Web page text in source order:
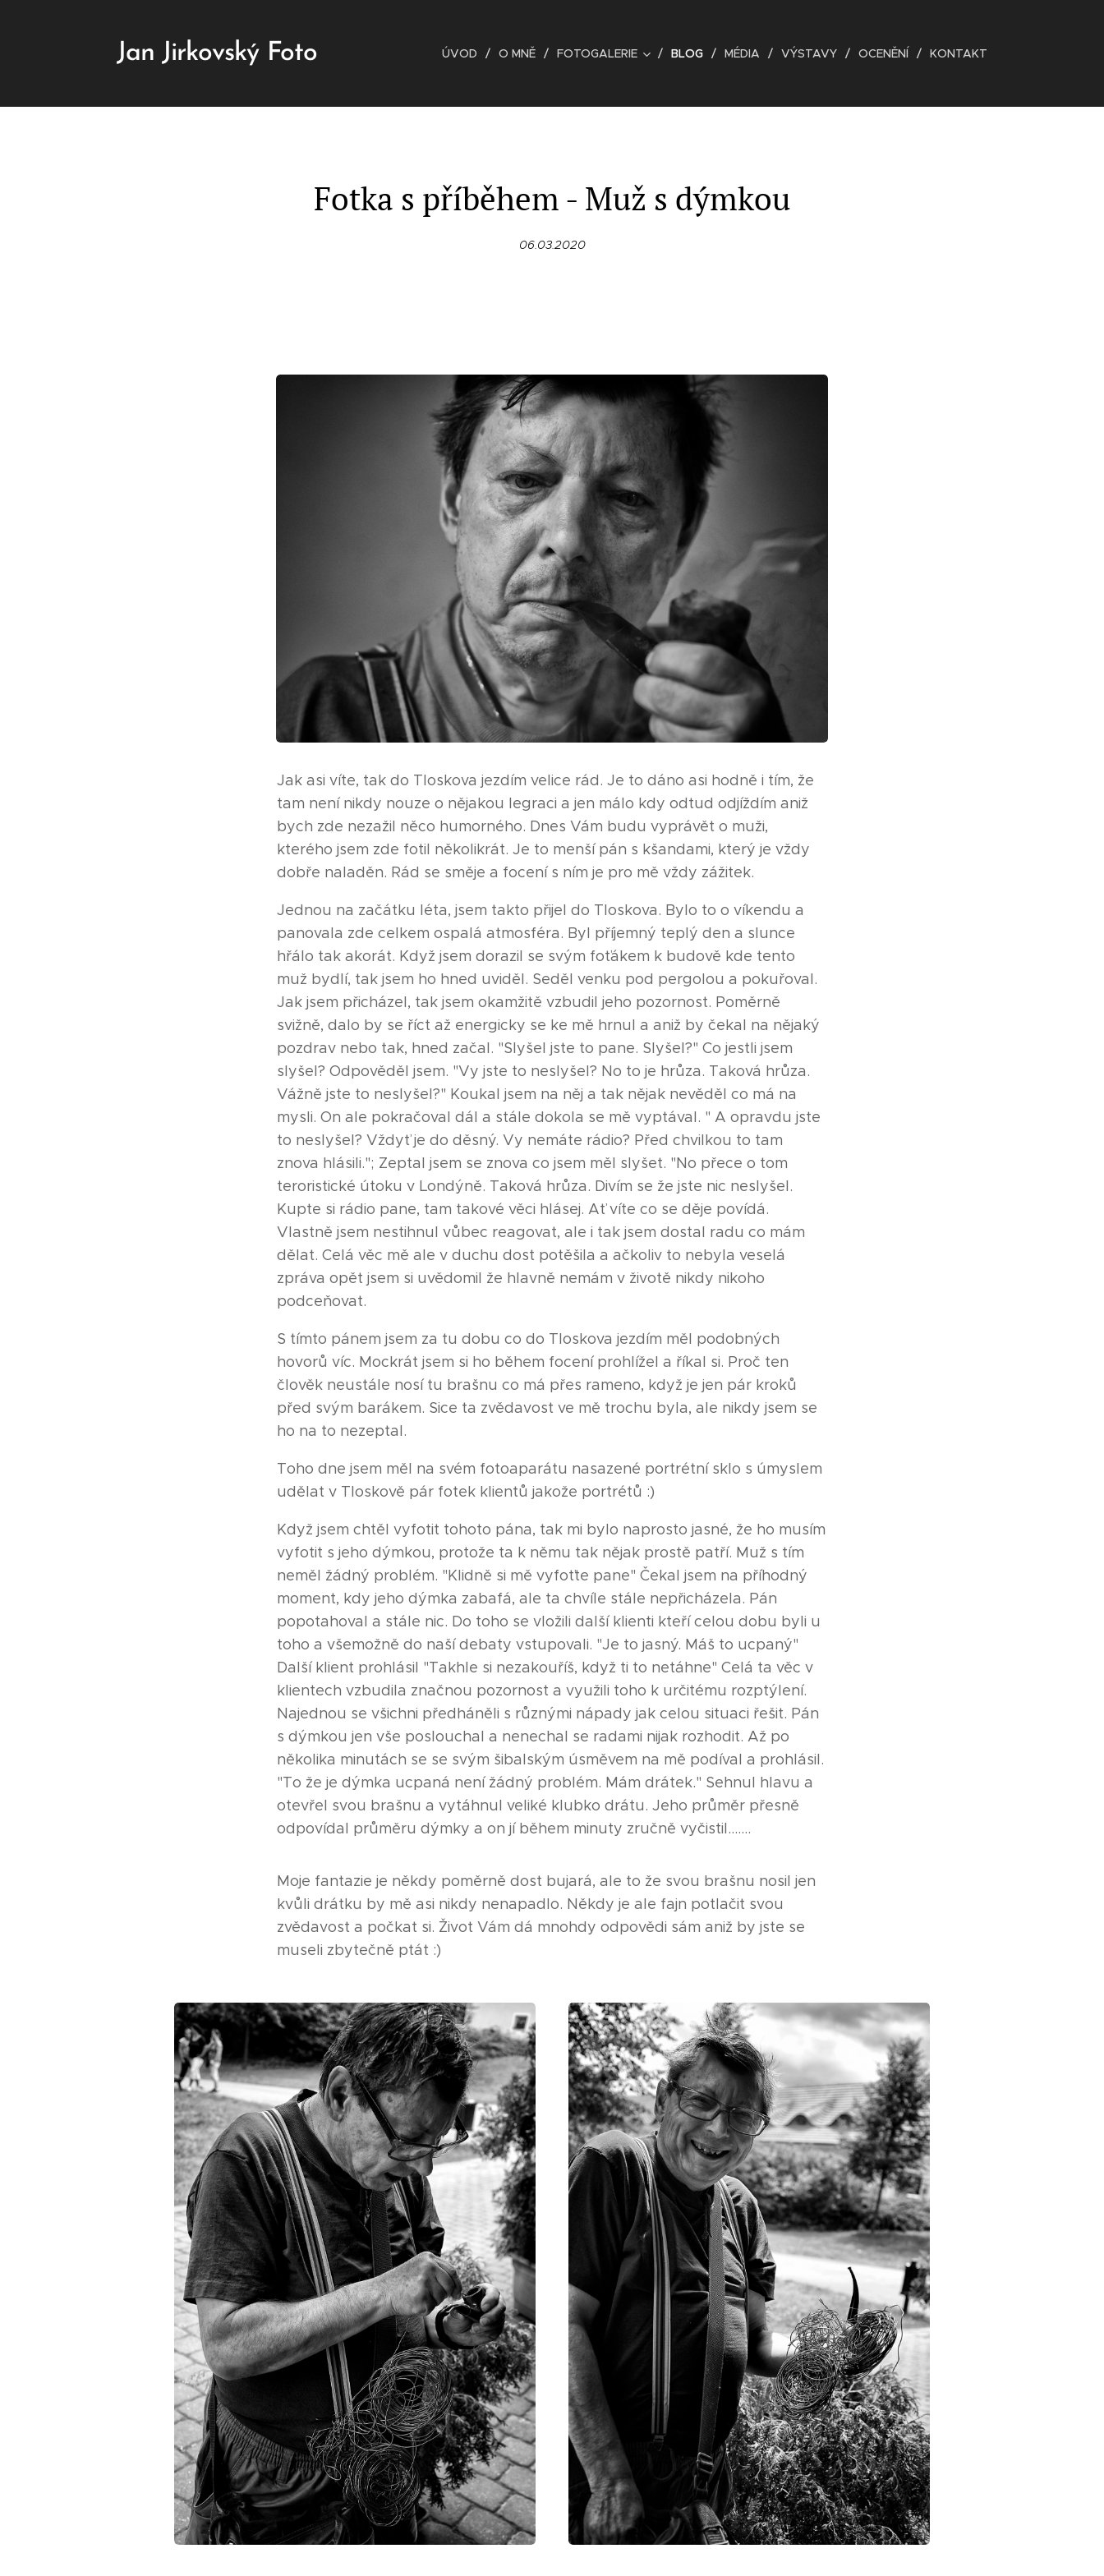
Jan Jirkovský Foto ÚVOD O MNĚ FOTOGALERIE BLOG MÉDIA VÝSTAVY OCENĚNÍ KONTAKT
Fotka s příběhem - Muž s dýmkou
06.03.2020
Jak asi víte, tak do Tloskova jezdím velice rád. Je to dáno asi hodně i tím, že
tam není nikdy nouze o nějakou legraci a jen málo kdy odtud odjíždím aniž
bych zde nezažil něco humorného. Dnes Vám budu vyprávět o muži,
kterého jsem zde fotil několikrát. Je to menší pán s kšandami, který je vždy
dobře naladěn. Rád se směje a focení s ním je pro mě vždy zážitek.
Jednou na začátku léta, jsem takto přijel do Tloskova. Bylo to o víkendu a
panovala zde celkem ospalá atmosféra. Byl příjemný teplý den a slunce
hřálo tak akorát. Když jsem dorazil se svým foťákem k budově kde tento
muž bydlí, tak jsem ho hned uviděl. Seděl venku pod pergolou a pokuřoval.
Jak jsem přicházel, tak jsem okamžitě vzbudil jeho pozornost. Poměrně
svižně, dalo by se říct až energicky se ke mě hrnul a aniž by čekal na nějaký
pozdrav nebo tak, hned začal. "Slyšel jste to pane. Slyšel?" Co jestli jsem
slyšel? Odpověděl jsem. "Vy jste to neslyšel? No to je hrůza. Taková hrůza.
Vážně jste to neslyšel?" Koukal jsem na něj a tak nějak nevěděl co má na
mysli. On ale pokračoval dál a stále dokola se mě vyptával. " A opravdu jste
to neslyšel? Vždyť je do děsný. Vy nemáte rádio? Před chvilkou to tam
znova hlásili."; Zeptal jsem se znova co jsem měl slyšet. "No přece o tom
teroristické útoku v Londýně. Taková hrůza. Divím se že jste nic neslyšel.
Kupte si rádio pane, tam takové věci hlásej. Ať víte co se děje povídá.
Vlastně jsem nestihnul vůbec reagovat, ale i tak jsem dostal radu co mám
dělat. Celá věc mě ale v duchu dost potěšila a ačkoliv to nebyla veselá
zpráva opět jsem si uvědomil že hlavně nemám v životě nikdy nikoho
podceňovat.
S tímto pánem jsem za tu dobu co do Tloskova jezdím měl podobných
hovorů víc. Mockrát jsem si ho během focení prohlížel a říkal si. Proč ten
člověk neustále nosí tu brašnu co má přes rameno, když je jen pár kroků
před svým barákem. Sice ta zvědavost ve mě trochu byla, ale nikdy jsem se
ho na to nezeptal.
Toho dne jsem měl na svém fotoaparátu nasazené portrétní sklo s úmyslem
udělat v Tloskově pár fotek klientů jakože portrétů :)
Když jsem chtěl vyfotit tohoto pána, tak mi bylo naprosto jasné, že ho musím
vyfotit s jeho dýmkou, protože ta k němu tak nějak prostě patří. Muž s tím
neměl žádný problém. "Klidně si mě vyfoťte pane" Čekal jsem na příhodný
moment, kdy jeho dýmka zabafá, ale ta chvíle stále nepřicházela. Pán
popotahoval a stále nic. Do toho se vložili další klienti kteří celou dobu byli u
toho a všemožně do naší debaty vstupovali. "Je to jasný. Máš to ucpaný"
Další klient prohlásil "Takhle si nezakouříš, když ti to netáhne" Celá ta věc v
klientech vzbudila značnou pozornost a využili toho k určitému rozptýlení.
Najednou se všichni předháněli s různými nápady jak celou situaci řešit. Pán
s dýmkou jen vše poslouchal a nenechal se radami nijak rozhodit. Až po
několika minutách se se svým šibalským úsměvem na mě podíval a prohlásil.
"To že je dýmka ucpaná není žádný problém. Mám drátek." Sehnul hlavu a
otevřel svou brašnu a vytáhnul veliké klubko drátu. Jeho průměr přesně
odpovídal průměru dýmky a on jí během minuty zručně vyčistil.......
Moje fantazie je někdy poměrně dost bujará, ale to že svou brašnu nosil jen
kvůli drátku by mě asi nikdy nenapadlo. Někdy je ale fajn potlačit svou
zvědavost a počkat si. Život Vám dá mnohdy odpovědi sám aniž by jste se
museli zbytečně ptát :)